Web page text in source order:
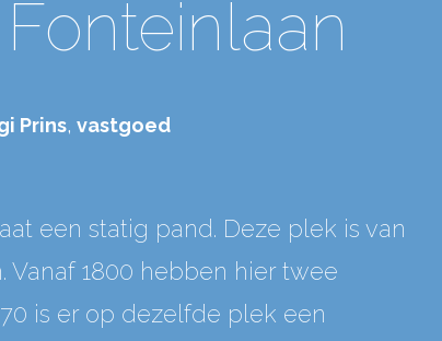
Prins, vastgoed
een statig pand. Deze plek is van
1800 hebben hier twee
is er op dezelfde plek een